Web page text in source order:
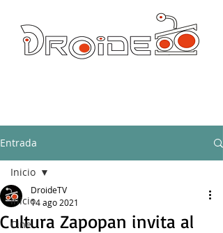
Entrada
Inicio
Cine
Inicio
Cultura Zapopan invita al
DroideTV
14 ago 2021